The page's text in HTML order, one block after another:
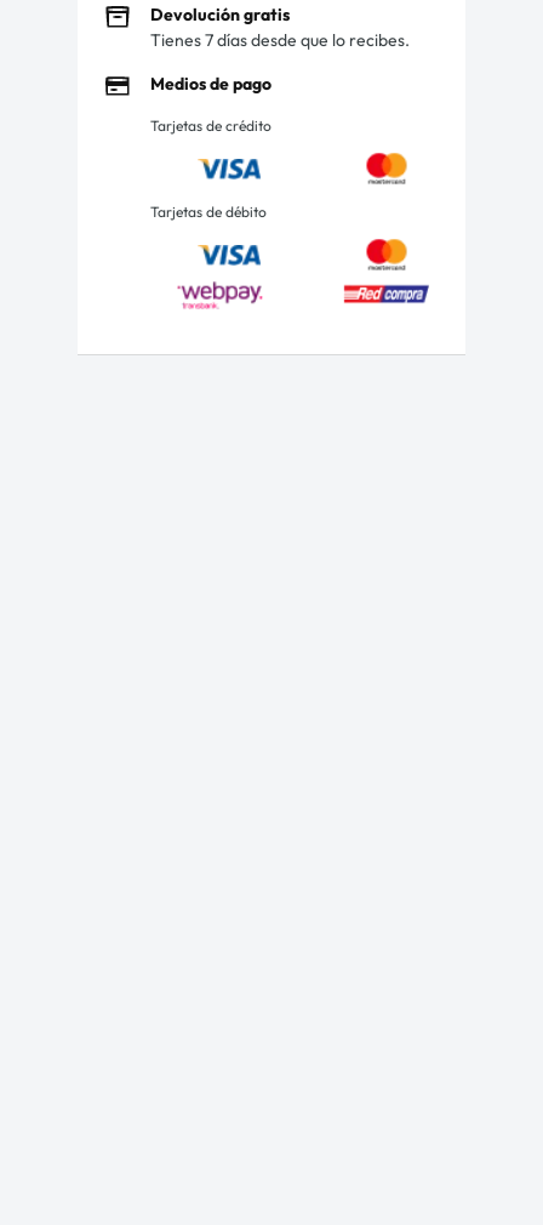
Devolución gratis
Tienes 7 días desde que lo recibes.
Medios de pago
Tarjetas de crédito
Tarjetas de débito